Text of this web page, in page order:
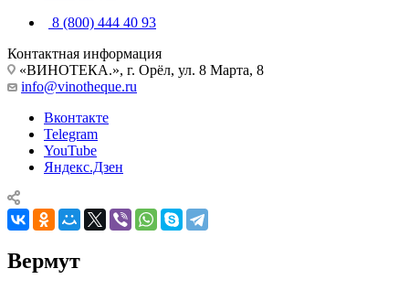
8 (800) 444 40 93
Контактная информация
«ВИНОТЕКА.», г. Орёл, ул. 8 Марта, 8
info@vinotheque.ru
Вконтакте
Telegram
YouTube
Яндекс.Дзен
Вермут